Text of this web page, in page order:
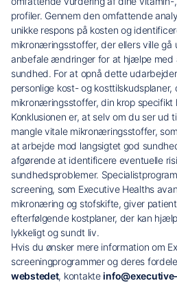
profiler. Gennem den omfattende
unikke respons på kosten og
mikronæringsstoffer, der ellers ville
anbefale ændringer for at hjælpe med
sundhed. For at opnå dette
personlige kost- og kosttilskudsplaner,
mikronæringsstoffer, din krop specifikt
Konklusionen er, at selv om du ser ud
mangle vitale mikronæringsstoffer,
at arbejde mod langsigtet god
afgørende at identificere eventuelle
sundhedsproblemer.
screening, som Executive Healths
mikronæring og stofskifte, giver
efterfølgende kostplaner, der kan
lykkeligt og sundt liv.
Hvis du ønsker mere information om
screeningprogrammer og deres
webstedet, kontakte